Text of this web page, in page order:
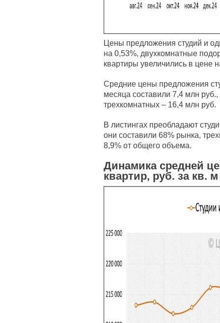
Цены предложения студий и
на 0,53%, двухкомнатные
квартиры увеличились в цене
Средние цены предложения
месяца составили 7,4 млн
трехкомнатных – 16,4 млн руб.
В листингах преобладают
они составили 68% рынка,
8,9% от общего объема.
Динамика средней
квартир, руб. за кв. м